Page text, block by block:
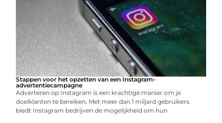
Stappen voor het opzetten van een Instagram-
advertentiecampagne
Adverteren op Instagram is een krachtige manier om je
doelklanten te bereiken. Met meer dan 1 miljard gebruikers
biedt Instagram bedrijven de mogelijkheid om hun